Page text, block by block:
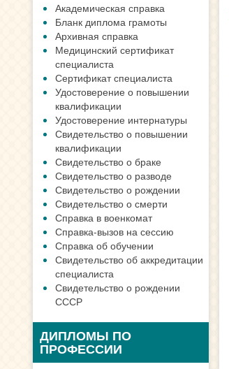
Академическая справка
Бланк диплома грамоты
Архивная справка
Медицинский сертификат
специалиста
Сертификат специалиста
Удостоверение о повышении
квалификации
Удостоверение интернатуры
Свидетельство о повышении
квалификации
Свидетельство о браке
Свидетельство о разводе
Свидетельство о рождении
Свидетельство о смерти
Справка в военкомат
Справка-вызов на сессию
Справка об обучении
Свидетельство об аккредитации
специалиста
Свидетельство о рождении
СССР
ДИПЛОМЫ ПО
ПРОФЕССИИ